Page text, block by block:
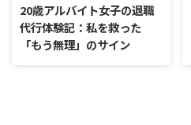
20歳アルバイト女子の退職
代行体験記：私を救った
「もう無理」のサイン